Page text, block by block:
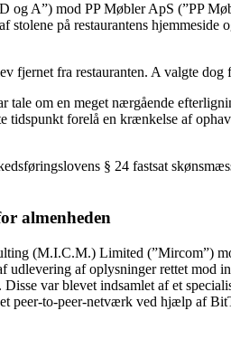
A”) mod PP Møbler ApS (”PP
på restaurantens hjemmeside
fra restauranten. A valgte dog
om en meget nærgående
forelå en krænkelse af
§ 24 fastsat
almenheden
(M.I.C.M.) Limited (”Mircom”)
af oplysninger rettet mod
var blevet indsamlet af et
peer-to-peer-netværk ved hjælp af